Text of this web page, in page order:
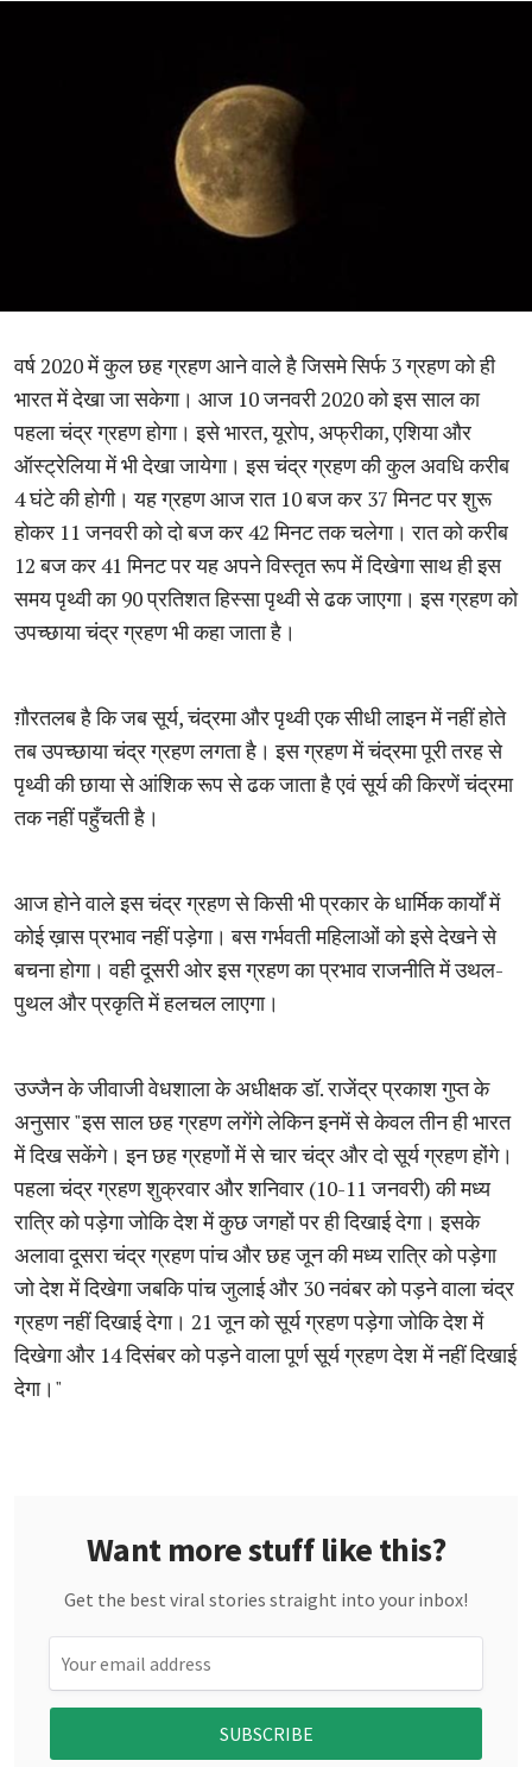
वर्ष 2020 में कुल छह ग्रहण आने वाले है जिसमे सिर्फ 3 ग्रहण को ही
भारत में देखा जा सकेगा। आज 10 जनवरी 2020 को इस साल का
पहला चंद्र ग्रहण होगा। इसे भारत, यूरोप, अफ्रीका, एशिया और
ऑस्ट्रेलिया में भी देखा जायेगा। इस चंद्र ग्रहण की कुल अवधि करीब
4 घंटे की होगी। यह ग्रहण आज रात 10 बज कर 37 मिनट पर शुरू
होकर 11 जनवरी को दो बज कर 42 मिनट तक चलेगा। रात को करीब
12 बज कर 41 मिनट पर यह अपने विस्तृत रूप में दिखेगा साथ ही इस
समय पृथ्वी का 90 प्रतिशत हिस्सा पृथ्वी से ढक जाएगा। इस ग्रहण को
उपच्छाया चंद्र ग्रहण भी कहा जाता है।
ग़ौरतलब है कि जब सूर्य, चंद्रमा और पृथ्वी एक सीधी लाइन में नहीं होते
तब उपच्छाया चंद्र ग्रहण लगता है। इस ग्रहण में चंद्रमा पूरी तरह से
पृथ्वी की छाया से आंशिक रूप से ढक जाता है एवं सूर्य की किरणें चंद्रमा
तक नहीं पहुँचती है।
आज होने वाले इस चंद्र ग्रहण से किसी भी प्रकार के धार्मिक कार्यों में
कोई ख़ास प्रभाव नहीं पड़ेगा। बस गर्भवती महिलाओं को इसे देखने से
बचना होगा। वही दूसरी ओर इस ग्रहण का प्रभाव राजनीति में उथल-
पुथल और प्रकृति में हलचल लाएगा।
उज्जैन के जीवाजी वेधशाला के अधीक्षक डॉ. राजेंद्र प्रकाश गुप्त के
अनुसार "इस साल छह ग्रहण लगेंगे लेकिन इनमें से केवल तीन ही भारत
में दिख सकेंगे। इन छह ग्रहणों में से चार चंद्र और दो सूर्य ग्रहण होंगे।
पहला चंद्र ग्रहण शुक्रवार और शनिवार (10-11 जनवरी) की मध्य
रात्रि को पड़ेगा जोकि देश में कुछ जगहों पर ही दिखाई देगा। इसके
अलावा दूसरा चंद्र ग्रहण पांच और छह जून की मध्य रात्रि को पड़ेगा
जो देश में दिखेगा जबकि पांच जुलाई और 30 नवंबर को पड़ने वाला चंद्र
ग्रहण नहीं दिखाई देगा। 21 जून को सूर्य ग्रहण पड़ेगा जोकि देश में
दिखेगा और 14 दिसंबर को पड़ने वाला पूर्ण सूर्य ग्रहण देश में नहीं दिखाई
देगा।"
Want more stuff like this?
Get the best viral stories straight into your inbox!
SUBSCRIBE